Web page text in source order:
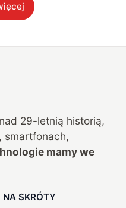
29-letnią historią,
smartfonach,
mamy we
NA SKRÓTY